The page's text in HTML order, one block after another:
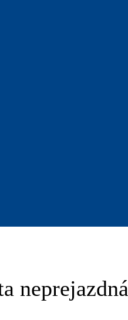
neprejazdná